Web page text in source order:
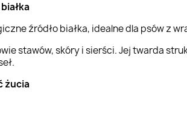
źródło białka, idealne dla psów z
stawów, skóry i sierści. Jej twarda
żucia